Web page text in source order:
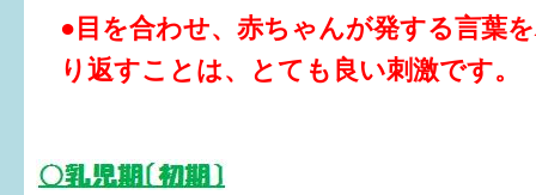
●目を合わせ、赤ちゃんが発する言葉
り返すことは、とても良い刺激です。
福井市図書館オススメの本
お出かけ情報